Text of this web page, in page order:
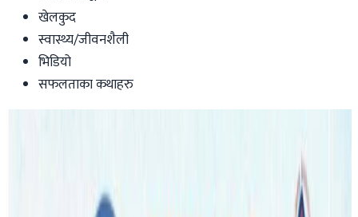
खेलकुद
स्वास्थ्य/जीवनशैली
भिडियो
सफलताका कथाहरु
ब्रिजवेनमा नेपाली विद्यार्थीको डेरामा आगलागी,
कागजपत्र र धनमाल जलेर नष्ट ।